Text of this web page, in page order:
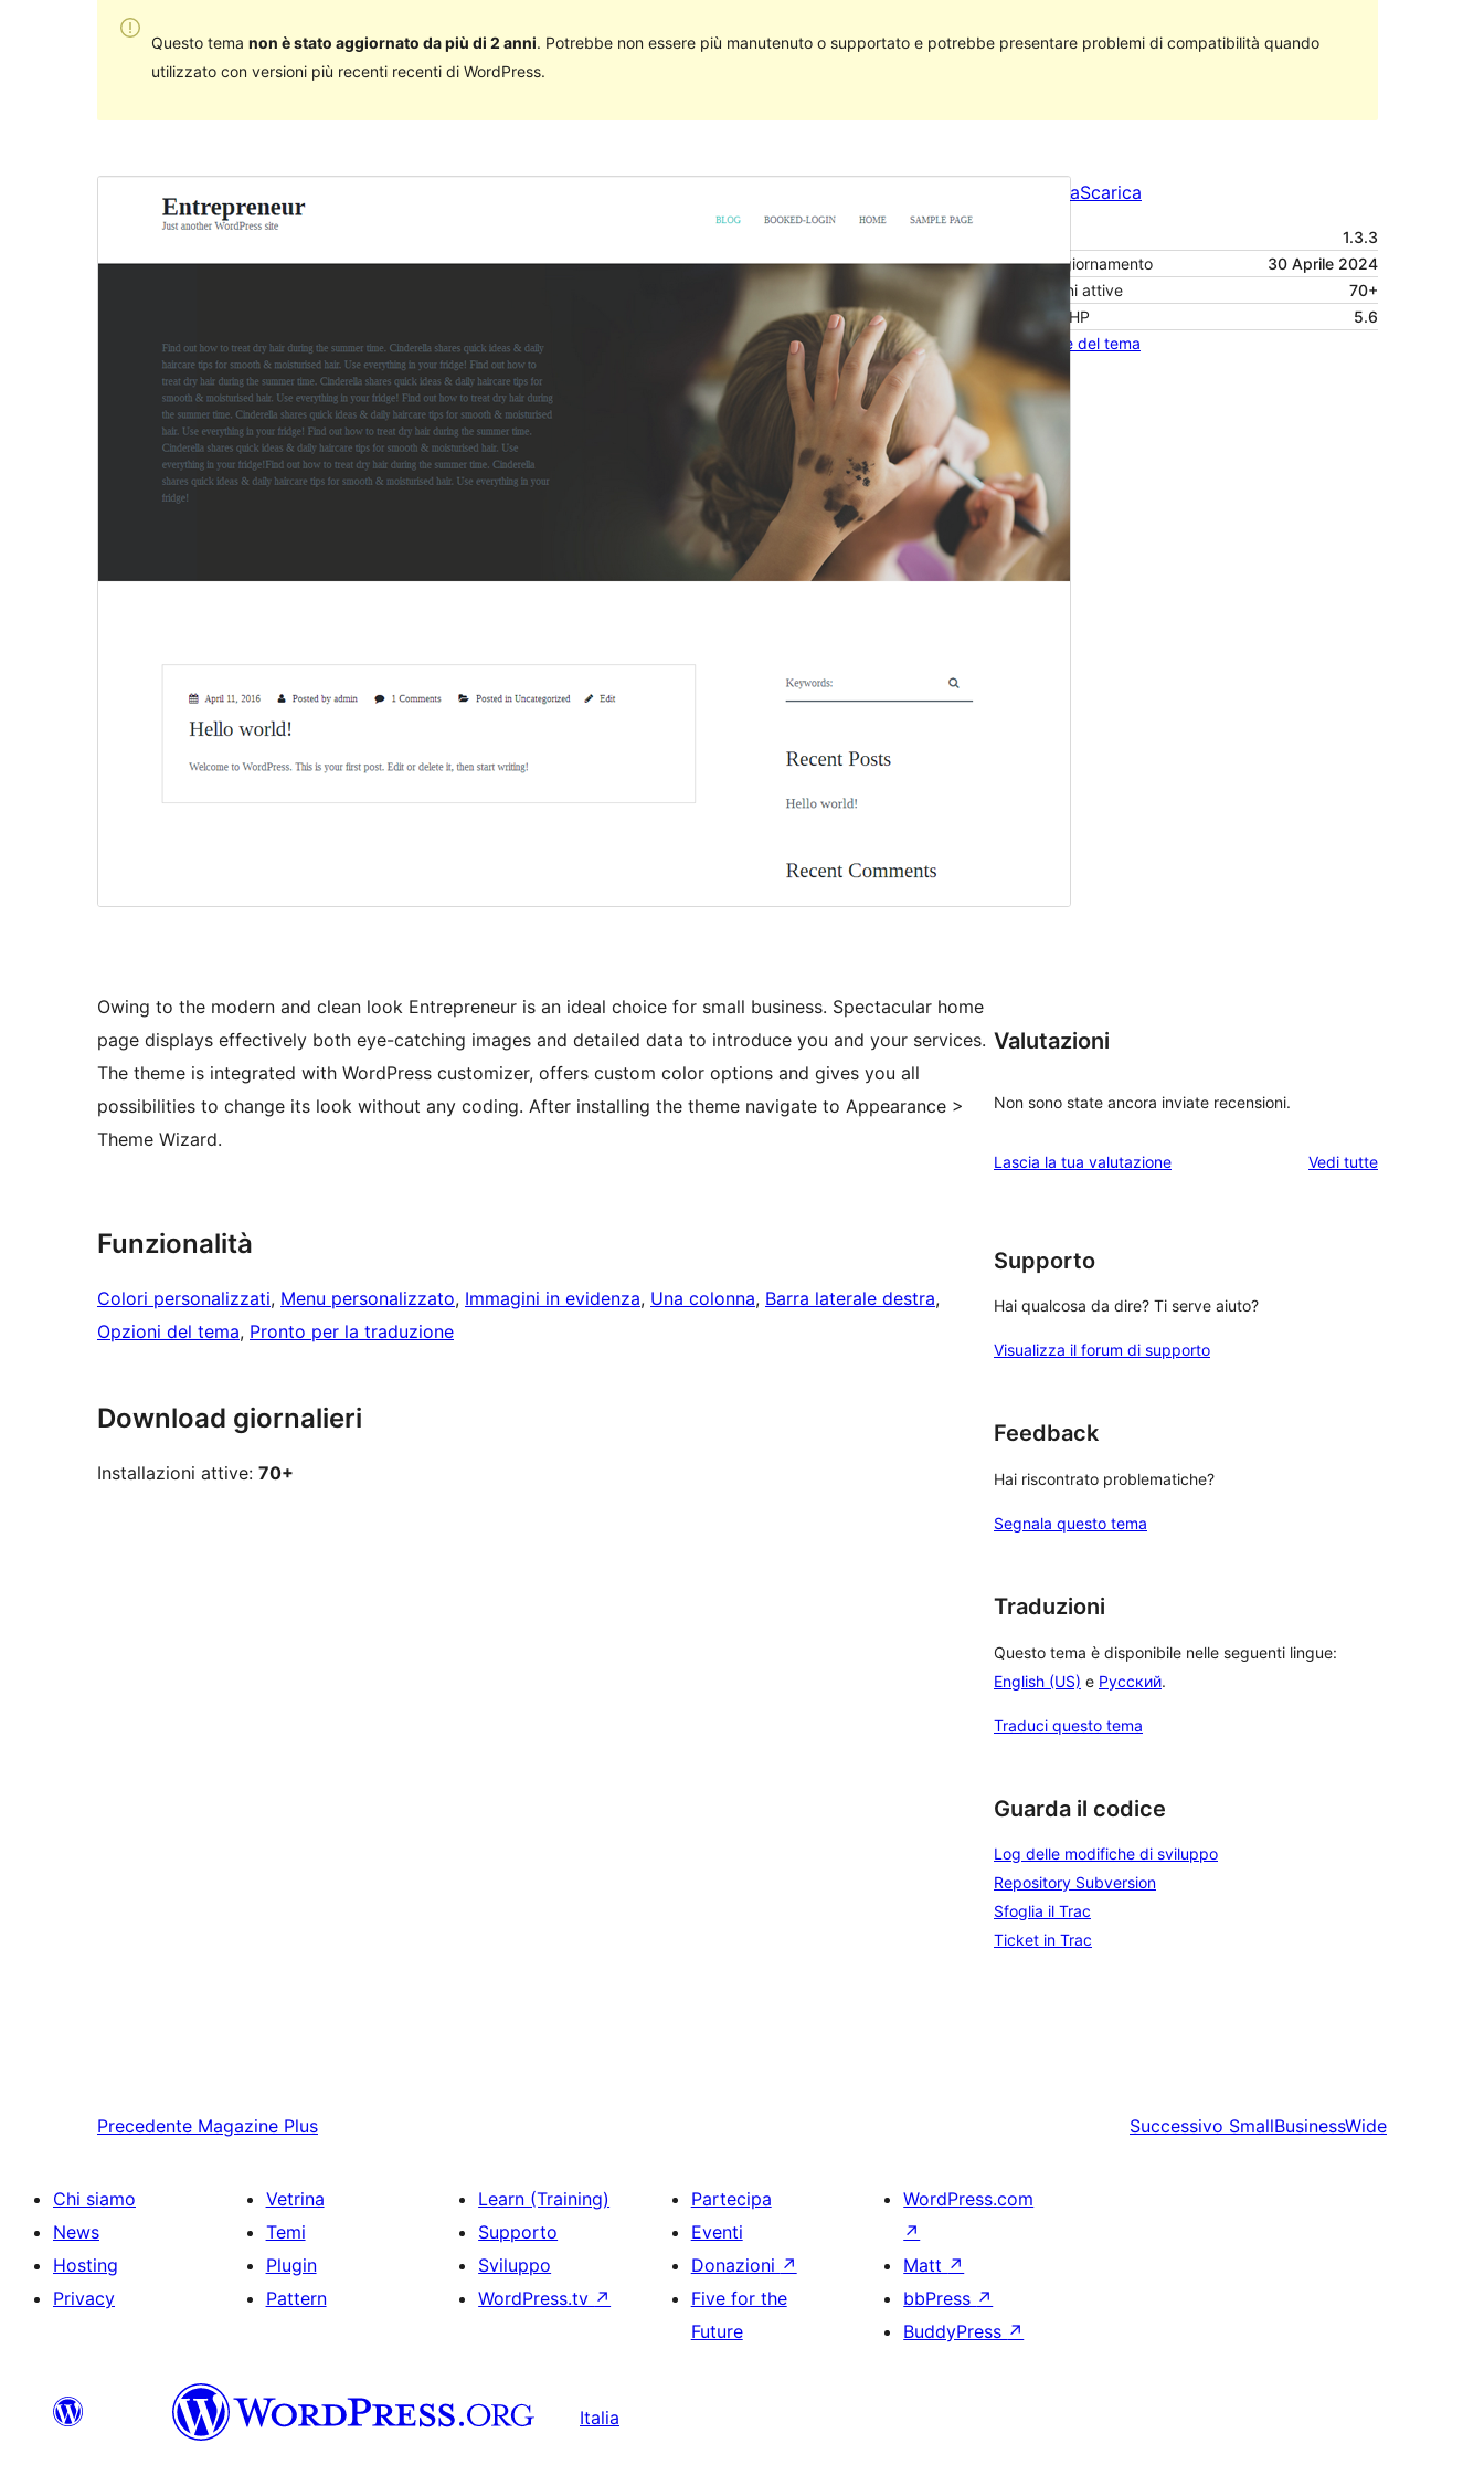
Questo tema non è stato aggiornato da più di 2 anni. Potrebbe non essere più manutenuto o supportato e potrebbe presentare problemi di compatibilità quando
utilizzato con versioni più recenti recenti di WordPress.
AnteprimaScarica
1.3.3
Ultimo aggiornamento
30 Aprile 2024
Installazioni attive
70+
Versione PHP
5.6
Homepage del tema
Owing to the modern and clean look Entrepreneur is an ideal choice for small business. Spectacular home
page displays effectively both eye-catching images and detailed data to introduce you and your services.
The theme is integrated with WordPress customizer, offers custom color options and gives you all
possibilities to change its look without any coding. After installing the theme navigate to Appearance >
Theme Wizard.
Funzionalità
Colori personalizzati, Menu personalizzato, Immagini in evidenza, Una colonna, Barra laterale destra
Opzioni del tema, Pronto per la traduzione
Download giornalieri
Installazioni attive: 70+
Valutazioni
Non sono state ancora inviate recensioni.
Lascia la tua valutazione Vedi tuttele
Supporto
Hai qualcosa da dire? Ti serve aiuto?
Visualizza il forum di supporto
Feedback
Hai riscontrato problematiche?
Segnala questo tema
Traduzioni
Questo tema è disponibile nelle seguenti lingue:
English (US) e Русский.
Traduci questo tema
Guarda il codice
Log delle modifiche di sviluppo
Repository Subversion
Sfoglia il Trac
Ticket in Trac
Precedente Magazine Plus Successivo SmallBusinessWide
Chi siamo
News
Hosting
Privacy
Vetrina
Temi
Plugin
Pattern
Learn (Training)
Supporto
Sviluppo
WordPress.tv ↗
Partecipa
Eventi
Donazioni ↗
Five for the
Future
WordPress.com
↗
Matt ↗
bbPress ↗
BuddyPress ↗
Italia